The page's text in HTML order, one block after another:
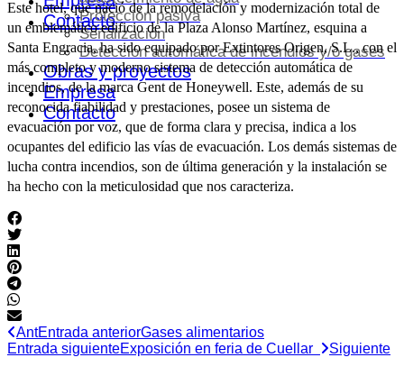
ContactoProtección pasiva
Señalización
Detección automática de incendios y/o gases
Obras y proyectos
Empresa
Contacto
Este hotel, que nació de la remodelación y modernización total de
un emblemático edificio de la Plaza Alonso Martínez, esquina a
Santa Engracia, ha sido equipado por Extintores Origen, S.L., con el
más completo y moderno sistema de detección automática de
incendios, de la marca Gent de Honeywell. Este, además de su
reconocida fiabilidad y prestaciones, posee un sistema de
evacuación por voz, que de forma clara y precisa, indica a los
ocupantes del edificio las vías de evacuación. Los demás sistemas de
lucha contra incendios, son de última generación y la instalación se
ha hecho con la meticulosidad que nos caracteriza.
AntEntrada anteriorGases alimentarios
Entrada siguienteExposición en feria de Cuellar Siguiente